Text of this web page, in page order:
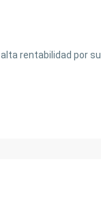
rentabilidad por su